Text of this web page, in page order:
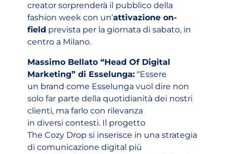
creator sorprenderà il pubblico della
fashion week con un’attivazione on-
field prevista per la giornata di sabato, in
centro a Milano.
Massimo Bellato “Head Of Digital
Marketing” di Esselunga: “Essere
un brand come Esselunga vuol dire non
solo far parte della quotidianità dei nostri
clienti, ma farlo con rilevanza
in diversi contesti. Il progetto
The Cozy Drop si inserisce in una strategia
di comunicazione digital più